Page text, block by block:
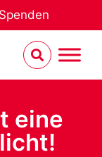
Spenden
eine